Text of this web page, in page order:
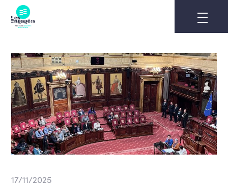
content
17/11/2025